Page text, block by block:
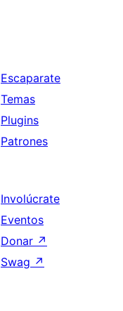
Escaparate
Temas
Plugins
Patrones
Involúcrate
Eventos
Donar ↗
Swag ↗